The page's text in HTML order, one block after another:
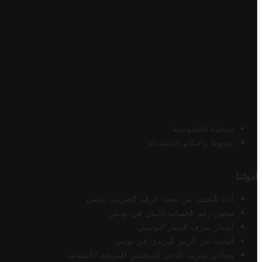
سياسة الخصوصية
شروط وأحكام الاستخدام
أدواتنا
أداة التحقق من صحة الرقم الضريبي تونس
محول رقم الحساب الآيبان في تونس
أسعار صرف الدينار التونسي
البحث عن الرمز البريدي في تونس
محاكي ضريبة الدخل الشخصي للموظف/المتقاعد